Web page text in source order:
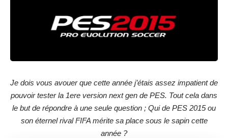
Je dois vous avouer que cette année j’étais assez impatient de
pouvoir tester la 1ere version next gen de PES. Tout cela dans
le but de répondre à une seule question ; Qui de PES 2015 ou
son éternel rival FIFA mérite sa place sous le sapin cette
année ?